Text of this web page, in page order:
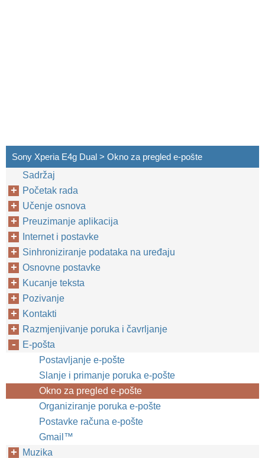
Sony Xperia E4g Dual > Okno za pregled e-pošte
Sadržaj
Početak rada
Učenje osnova
Preuzimanje aplikacija
Internet i postavke
Sinhroniziranje podataka na uređaju
Osnovne postavke
Kucanje teksta
Pozivanje
Kontakti
Razmjenjivanje poruka i čavrljanje
E-pošta
Postavljanje e-pošte
Slanje i primanje poruka e-pošte
Okno za pregled e-pošte
Organiziranje poruka e-pošte
Postavke računa e-pošte
Gmail™
Muzika